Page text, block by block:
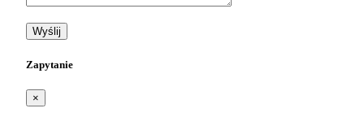
Zapytanie
×